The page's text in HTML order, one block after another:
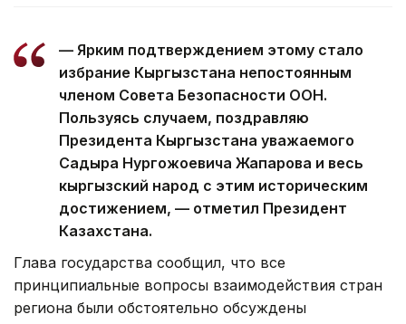
— Ярким подтверждением этому стало
избрание Кыргызстана непостоянным
членом Совета Безопасности ООН.
Пользуясь случаем, поздравляю
Президента Кыргызстана уважаемого
Садыра Нургожоевича Жапарова и весь
кыргызский народ с этим историческим
достижением, — отметил Президент
Казахстана.
Глава государства сообщил, что все
принципиальные вопросы взаимодействия стран
региона были обстоятельно обсуждены